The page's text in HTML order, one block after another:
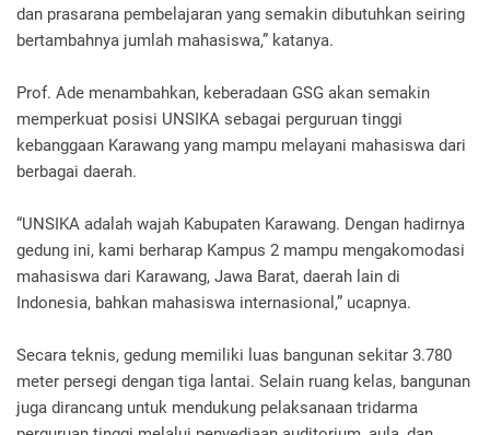
dan prasarana pembelajaran yang semakin dibutuhkan seiring
bertambahnya jumlah mahasiswa,” katanya.
Prof. Ade menambahkan, keberadaan GSG akan semakin
memperkuat posisi UNSIKA sebagai perguruan tinggi
kebanggaan Karawang yang mampu melayani mahasiswa dari
berbagai daerah.
“UNSIKA adalah wajah Kabupaten Karawang. Dengan hadirnya
gedung ini, kami berharap Kampus 2 mampu mengakomodasi
mahasiswa dari Karawang, Jawa Barat, daerah lain di
Indonesia, bahkan mahasiswa internasional,” ucapnya.
Secara teknis, gedung memiliki luas bangunan sekitar 3.780
meter persegi dengan tiga lantai. Selain ruang kelas, bangunan
juga dirancang untuk mendukung pelaksanaan tridarma